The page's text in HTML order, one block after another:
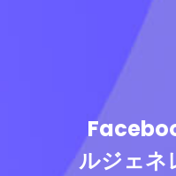
ルジェネ